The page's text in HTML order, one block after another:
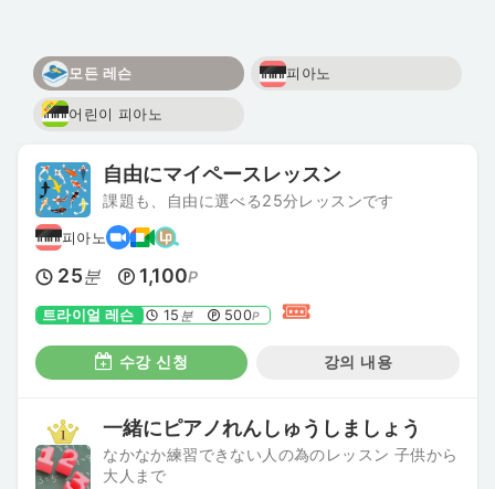
모든 레슨 피아노
어린이 피아노
自由にマイペースレッスン
課題も、自由に選べる25分レッスンです
피아노
25분 1,100P
트라이얼 레슨 15 분 500P
수강 신청 강의 내용
一緒にピアノれんしゅうしましょう
なかなか練習できない人の為のレッスン 子供から
大人まで